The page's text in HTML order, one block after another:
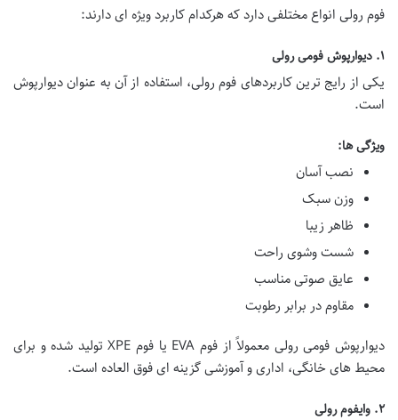
فوم رولی انواع مختلفی دارد که هرکدام کاربرد ویژه ای دارند:
۱. دیوارپوش فومی رولی
یکی از رایج ترین کاربردهای فوم رولی، استفاده از آن به عنوان دیوارپوش
است.
ویژگی ها:
نصب آسان
وزن سبک
ظاهر زیبا
شست وشوی راحت
عایق صوتی مناسب
مقاوم در برابر رطوبت
دیوارپوش فومی رولی معمولاً از فوم EVA یا فوم XPE تولید شده و برای
محیط های خانگی، اداری و آموزشی گزینه ای فوق العاده است.
۲. وایفوم رولی